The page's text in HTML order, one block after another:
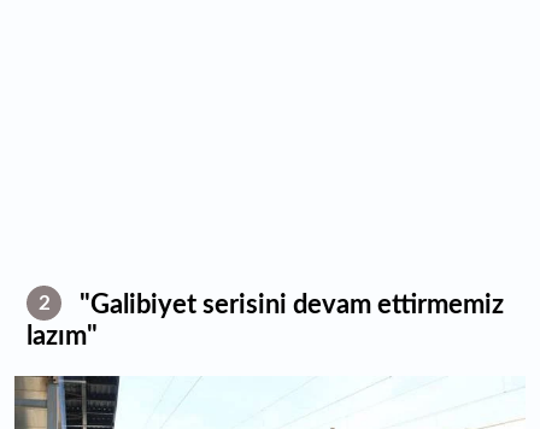
2
"Galibiyet serisini devam ettirmemiz
lazım"